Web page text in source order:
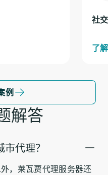
社
了
例
解答
代理？
，莱瓦贾代理服务器还